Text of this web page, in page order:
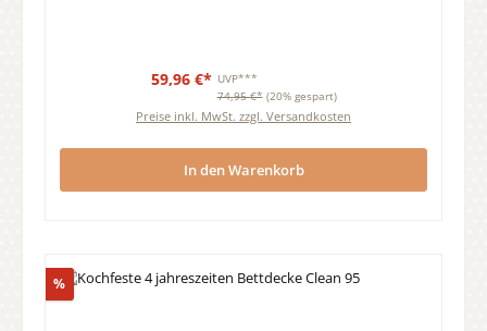
59,96 €* UVP***
74,95 €* (20% gespart)
Preise inkl. MwSt. zzgl. Versandkosten
In den Warenkorb
%Rabatt